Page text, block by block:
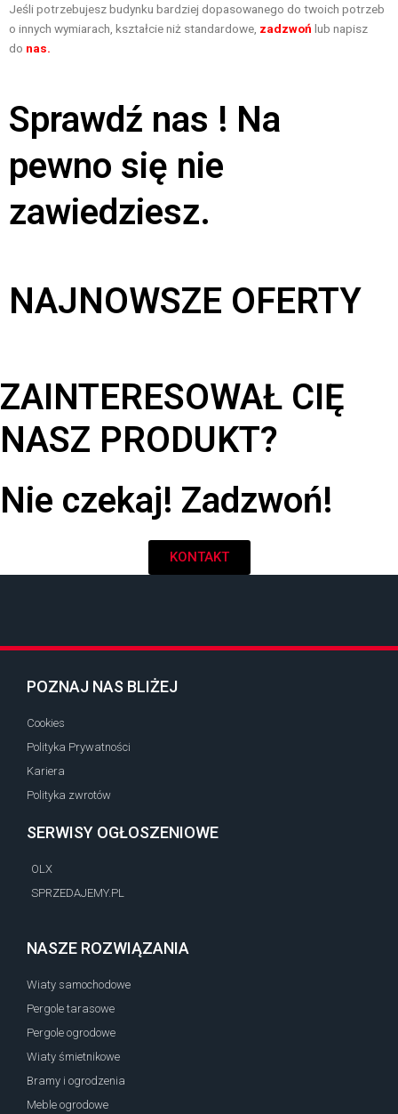
Jeśli potrzebujesz budynku bardziej dopasowanego do twoich potrzeb
o innych wymiarach, kształcie niż standardowe, zadzwoń lub napisz
do nas.
Sprawdź nas ! Na
pewno się nie
zawiedziesz.
NAJNOWSZE OFERTY
ZAINTERESOWAŁ CIĘ
NASZ PRODUKT?
Nie czekaj! Zadzwoń!
KONTAKT
POZNAJ NAS BLIŻEJ
Cookies
Polityka Prywatności
Kariera
Polityka zwrotów
SERWISY OGŁOSZENIOWE
OLX
SPRZEDAJEMY.PL
NASZE ROZWIĄZANIA
Wiaty samochodowe
Pergole tarasowe
Pergole ogrodowe
Wiaty śmietnikowe
Bramy i ogrodzenia
Meble ogrodowe